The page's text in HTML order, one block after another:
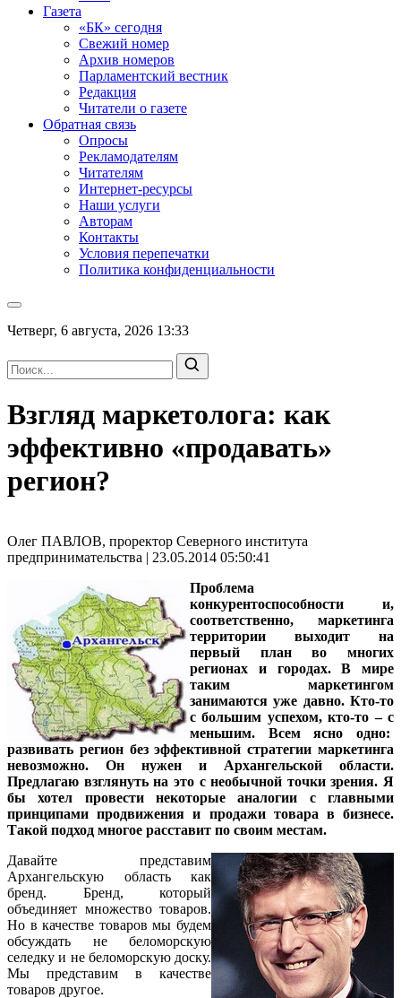
Газета
«БК» сегодня
Свежий номер
Архив номеров
Парламентский вестник
Редакция
Читатели о газете
Обратная связь
Опросы
Рекламодателям
Читателям
Интернет-ресурсы
Наши услуги
Авторам
Контакты
Условия перепечатки
Политика конфиденциальности
Четверг, 6 августа, 2026 13:33
Взгляд маркетолога: как
эффективно «продавать»
регион?
Олег ПАВЛОВ, проректор Северного института
предпринимательства | 23.05.2014 05:50:41
Проблема
конкурентоспособности и,
соответственно, маркетинга
территории выходит на
первый план во многих
регионах и городах. В мире
таким маркетингом
занимаются уже давно. Кто-то
с большим успехом, кто-то – с
меньшим. Всем ясно одно:
развивать регион без эффективной стратегии маркетинга
невозможно. Он нужен и Архангельской области.
Предлагаю взглянуть на это с необычной точки зрения. Я
бы хотел провести некоторые аналогии с главными
принципами продвижения и продажи товара в бизнесе.
Такой подход многое расставит по своим местам.
Давайте представим
Архангельскую область как
бренд. Бренд, который
объединяет множество товаров.
Но в качестве товаров мы будем
обсуждать не беломорскую
селедку и не беломорскую доску.
Мы представим в качестве
товаров другое.